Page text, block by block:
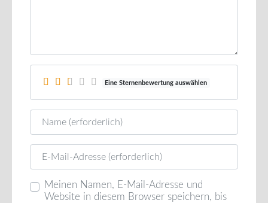
Eine Sternenbewertung auswählen
Name
E-Mail
Meinen Namen, E-Mail-Adresse und
Website in diesem Browser speichern, bis